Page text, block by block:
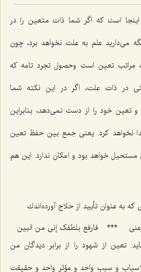
است كه اگر شما ذات متعین را در
مى‌دارید علم به علت نخواهد برد، چون
مراتب تعین است وحصول تجرد تامه كه
در ذات علت، اگر در این نكته شما
تعین خود را از دست نمى‌دهد، بنابراین
نخواهد كرد. یعنى جمع بین حفظ تعین
خواهد بود و امكان ندارد. این هم
به عنوان تأیید از حلاج آورده‌اندك
***
فارفع بلطفک إنى من البین
تعین از شهود را از برابر دیدگان من
و سبب واحد و مؤثر واحد و حقیقت